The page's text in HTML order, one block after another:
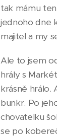
tak mámu
jednoho dne
majitel a my
Ale to jsem
hrály s
krásně hrálo.
bunkr. Po
chovatelku
se po